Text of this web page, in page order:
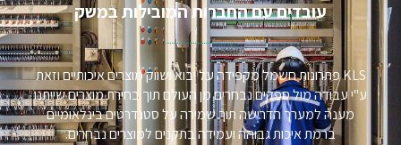
עובדים עם החברות המובילות במשק​
KLS פתרונות חשמל מקפידה על יבוא ושווק מוצרים איכותיים וזאת
ע"י עבודה מול ספקים נבחרים מן העולם תוך בחירת מוצרים שייתנו
מענה למערך הדרישה תוך שמירה על סטנדרטים בינלאומיים
ברמת איכות גבוהה ועמידה בתקנים למוצרים נבחרים.